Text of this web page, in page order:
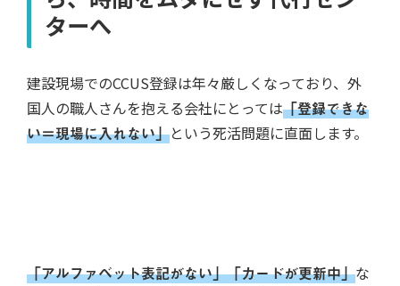
ターへ
建設現場でのCCUS登録は年々厳しくなっており、外
国人の職人さんを抱える会社にとっては「登録できな
い＝現場に入れない」という死活問題に直面します。
「アルファベット表記がない」「カードが更新中」な